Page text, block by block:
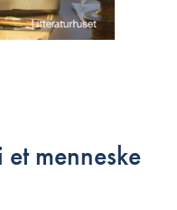
menneske